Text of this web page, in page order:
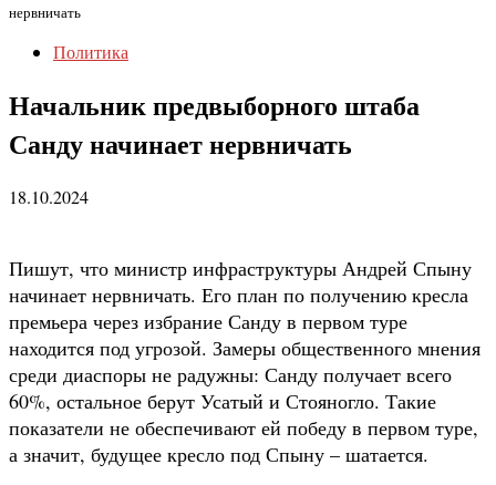
нервничать
Политика
Начальник предвыборного штаба
Санду начинает нервничать
18.10.2024
Пишут, что министр инфраструктуры Андрей Спыну
начинает нервничать. Его план по получению кресла
премьера через избрание Санду в первом туре
находится под угрозой. Замеры общественного мнения
среди диаспоры не радужны: Санду получает всего
60%, остальное берут Усатый и Стояногло. Такие
показатели не обеспечивают ей победу в первом туре,
а значит, будущее кресло под Спыну – шатается.